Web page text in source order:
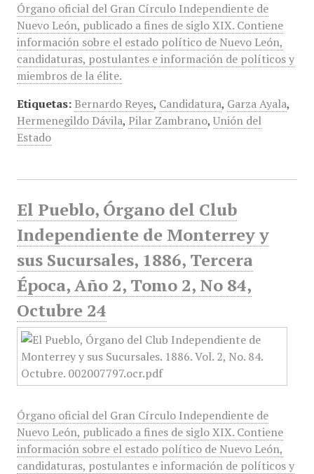
Órgano oficial del Gran Círculo Independiente de
Nuevo León, publicado a fines de siglo XIX. Contiene
información sobre el estado político de Nuevo León,
candidaturas, postulantes e información de políticos y
miembros de la élite.
Etiquetas: Bernardo Reyes, Candidatura, Garza Ayala,
Hermenegildo Dávila, Pilar Zambrano, Unión del
Estado
El Pueblo, Órgano del Club
Independiente de Monterrey y
sus Sucursales, 1886, Tercera
Época, Año 2, Tomo 2, No 84,
Octubre 24
Órgano oficial del Gran Círculo Independiente de
Nuevo León, publicado a fines de siglo XIX. Contiene
información sobre el estado político de Nuevo León,
candidaturas, postulantes e información de políticos y